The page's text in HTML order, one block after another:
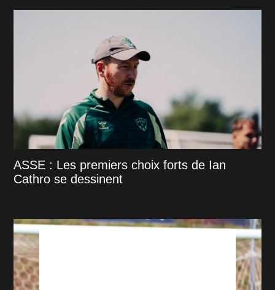
ASSE : Les premiers choix forts de Ian
Cathro se dessinent